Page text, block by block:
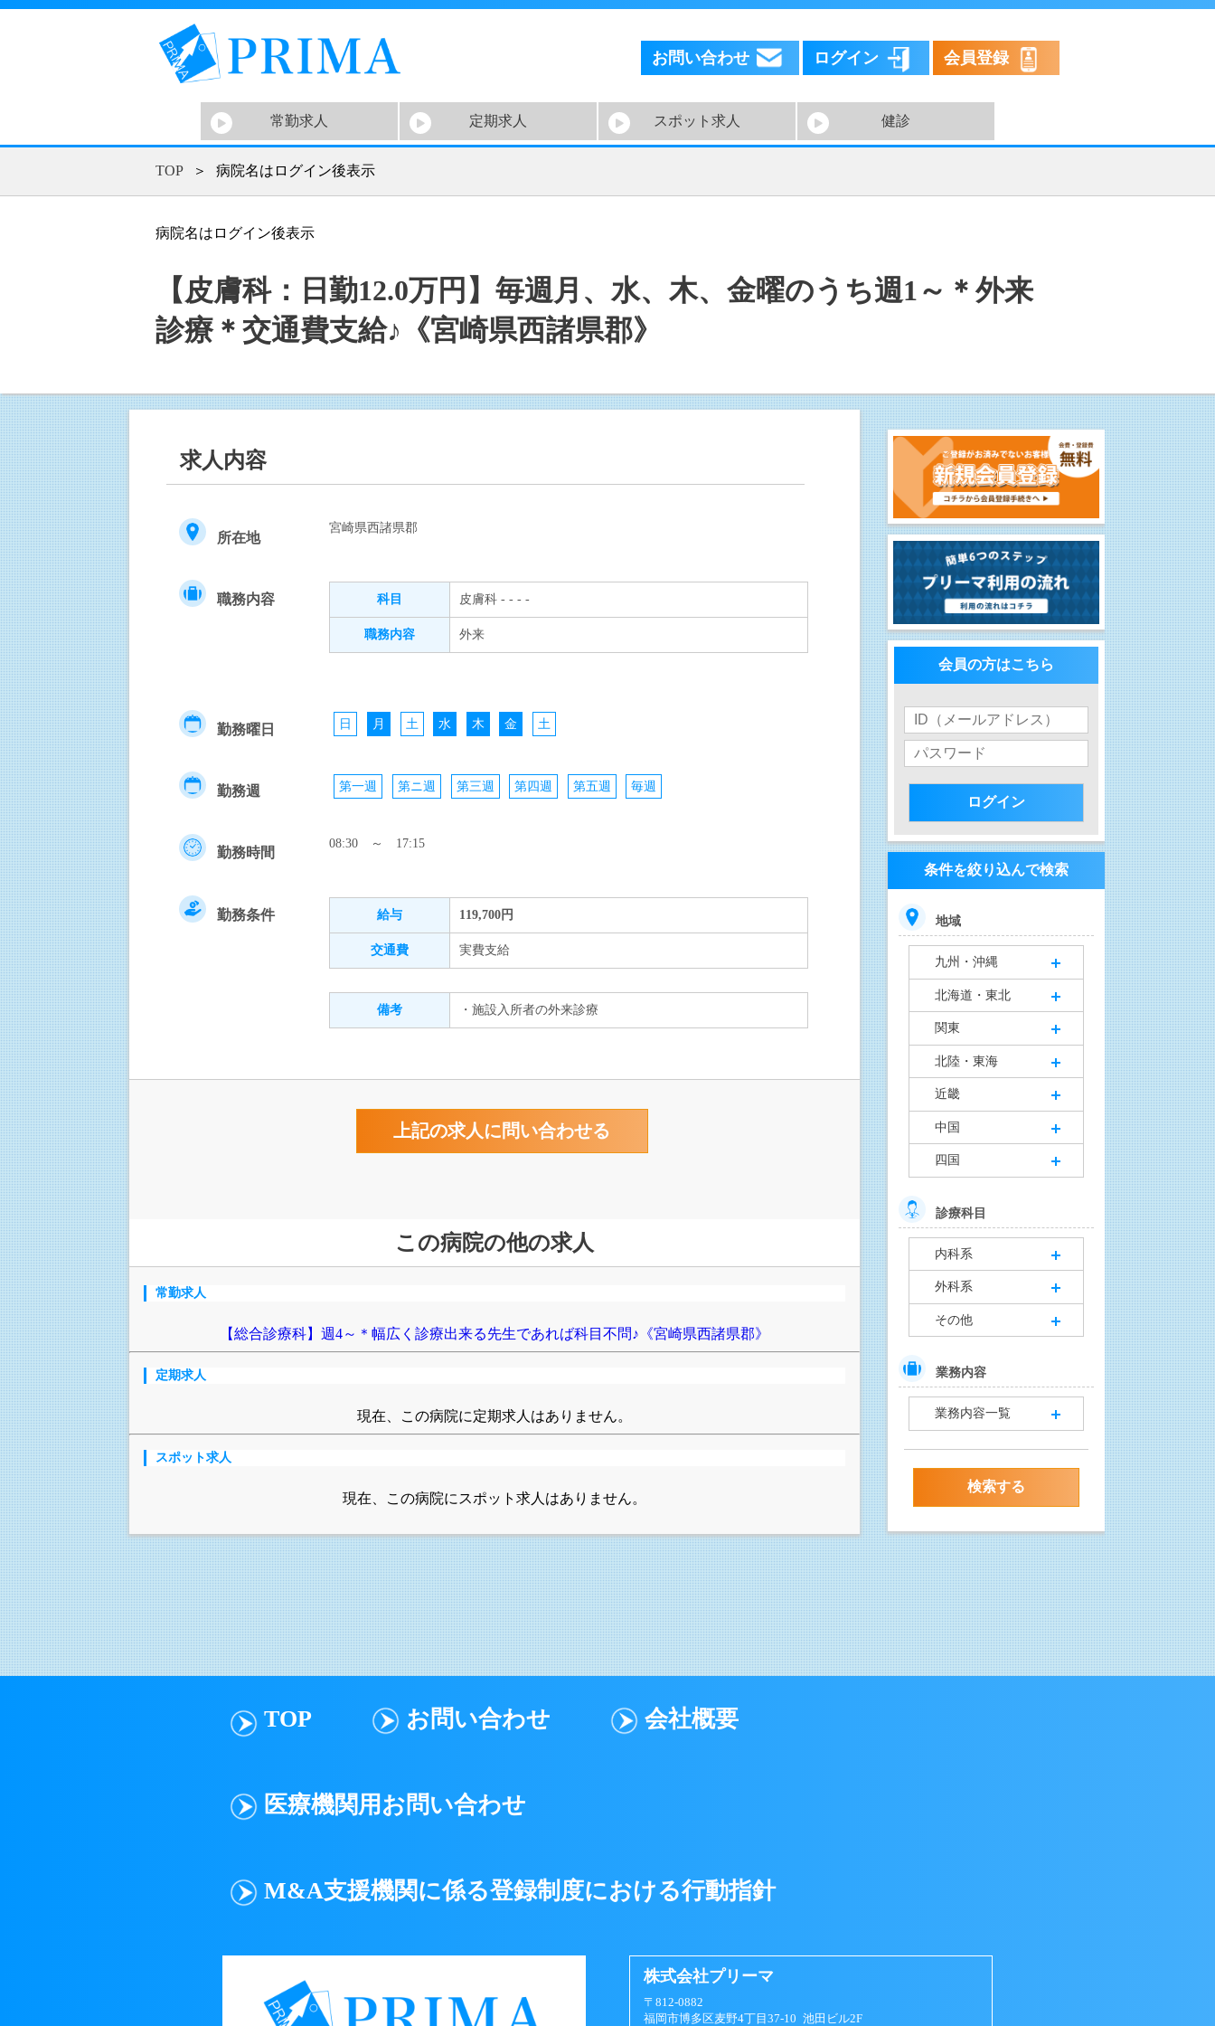
お問い合わせ ログイン 会員登録
常勤求人 定期求人 スポット求人 健診
TOP ＞ 病院名はログイン後表示
病院名はログイン後表示
【皮膚科：日勤12.0万円】毎週月、水、木、金曜のうち週1～＊外来
診療＊交通費支給♪《宮崎県西諸県郡》
求人内容
所在地
宮崎県西諸県郡
職務内容 科目 皮膚科 - - - -
職務内容 外来
勤務曜日 日 月 土 水 木 金 土
勤務週 第一週 第ニ週 第三週 第四週 第五週 毎週
勤務時間
08:30 ～ 17:15
勤務条件 給与 119,700円
交通費 実費支給
備考 ・施設入所者の外来診療
この病院の他の求人
常勤求人
【総合診療科】週4～＊幅広く診療出来る先生であれば科目不問♪《宮崎県西諸県郡》
定期求人
現在、この病院に定期求人はありません。
スポット求人
現在、この病院にスポット求人はありません。
会員の方はこちら
条件を絞り込んで検索
地域
九州・沖縄
北海道・東北
関東
北陸・東海
近畿
中国
四国
診療科目
内科系
外科系
その他
業務内容
業務内容一覧
TOP お問い合わせ 会社概要
医療機関用お問い合わせ
M&A支援機関に係る登録制度における行動指針
株式会社プリーマ
〒812-0882
福岡市博多区麦野4丁目37-10 池田ビル2F